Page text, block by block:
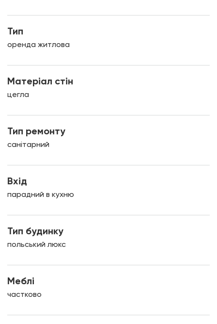
Тип
оренда житлова
Матеріал стін
цегла
Тип ремонту
санітарний
Вхід
парадний в кухню
Тип будинку
польський люкс
Меблі
частково